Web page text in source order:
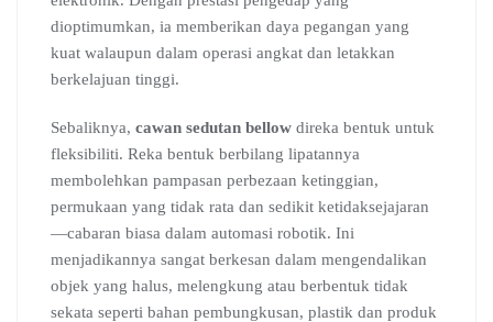
dioptimumkan, ia memberikan daya pegangan yang
kuat walaupun dalam operasi angkat dan letakkan
berkelajuan tinggi.
Sebaliknya, cawan sedutan bellow direka bentuk untuk
fleksibiliti. Reka bentuk berbilang lipatannya
membolehkan pampasan perbezaan ketinggian,
permukaan yang tidak rata dan sedikit ketidaksejajaran
—cabaran biasa dalam automasi robotik. Ini
menjadikannya sangat berkesan dalam mengendalikan
objek yang halus, melengkung atau berbentuk tidak
sekata seperti bahan pembungkusan, plastik dan produk